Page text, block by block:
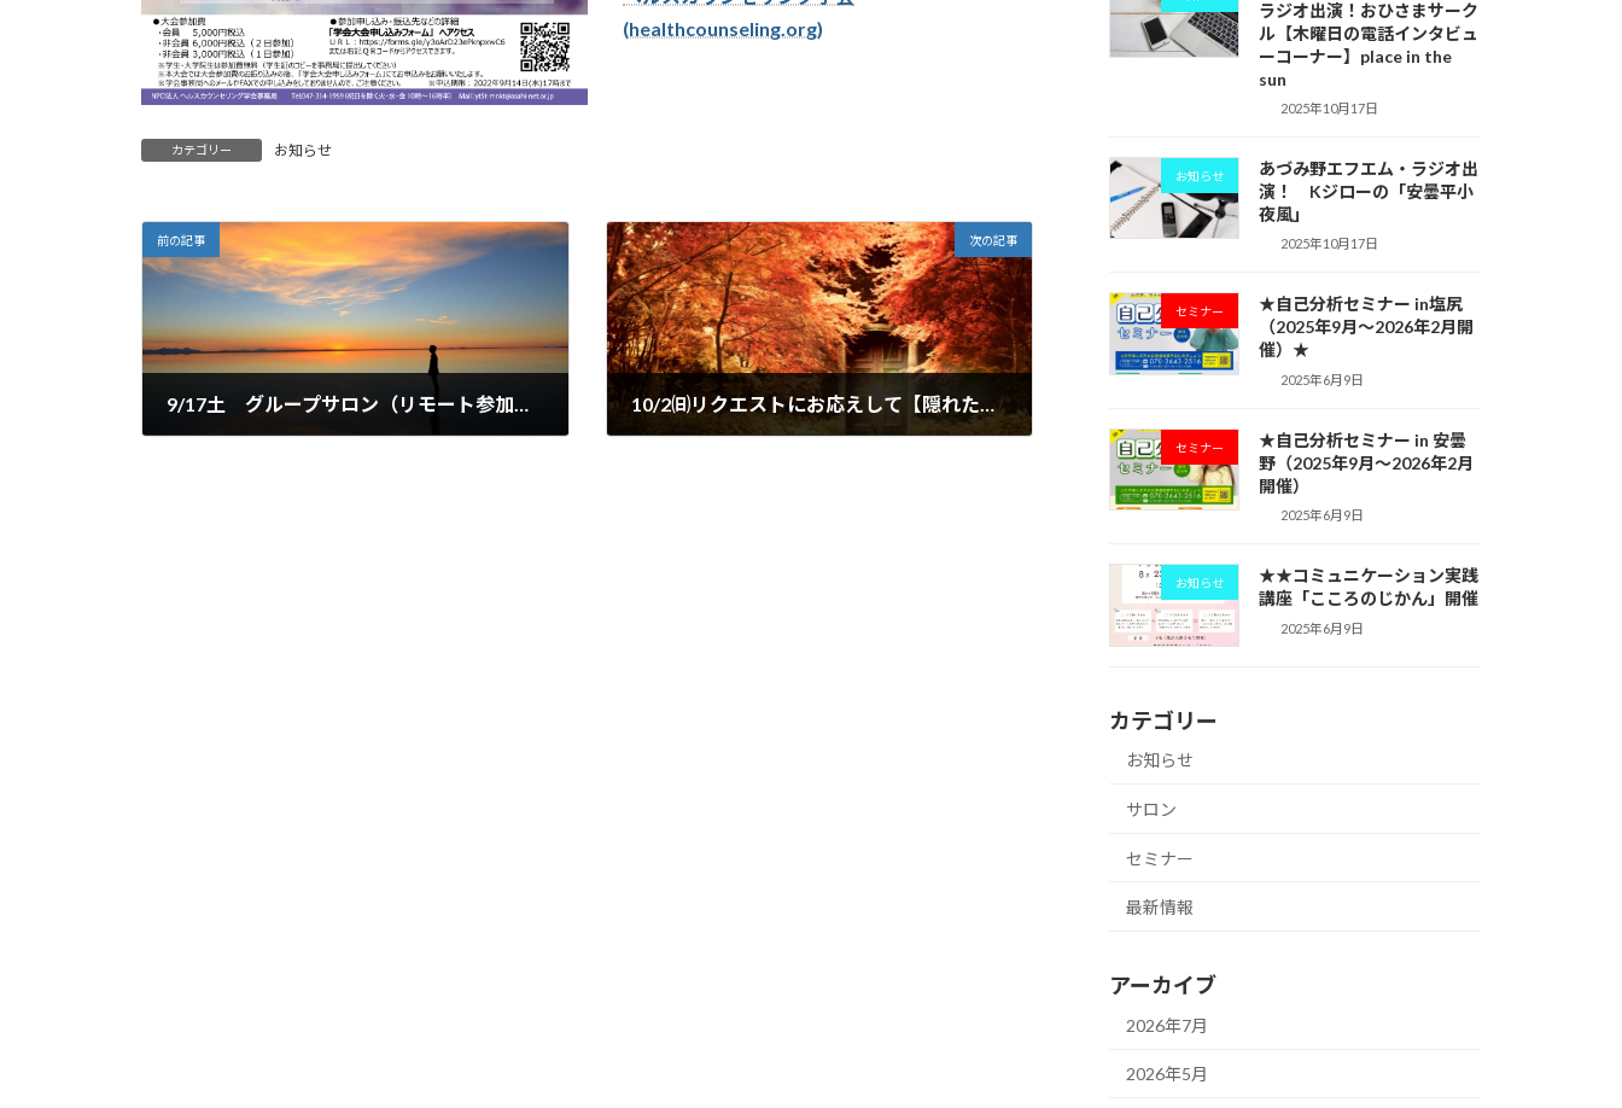
(healthcounseling.org)
カテゴリー お知らせ
前の記事
9/17土 グループサロン（リモート参加可）を開催します。
次の記事
10/2㈰リクエストにお応えして【隠れた自分を発掘する】をテーマにサロンを開催します。
ラジオ出演！おひさまサーク
ル【木曜日の電話インタビュ
ーコーナー】place in the
sun
2025年10月17日
お知らせ
あづみ野エフエム・ラジオ出
演！ Kジローの「安曇平小
夜風」
2025年10月17日
セミナー
★自己分析セミナー in塩尻
（2025年9月～2026年2月開
催）★
2025年6月9日
セミナー
★自己分析セミナー in 安曇
野（2025年9月〜2026年2月
開催）
2025年6月9日
お知らせ
★★コミュニケーション実践
講座「こころのじかん」開催
2025年6月9日
カテゴリー
お知らせ
サロン
セミナー
最新情報
アーカイブ
2026年7月
2026年5月